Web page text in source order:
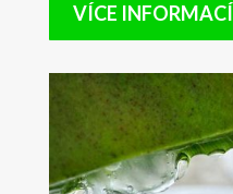
VÍCE INFORMACÍ